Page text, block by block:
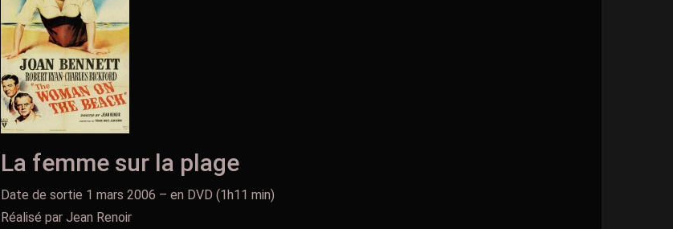
La femme sur la plage
Date de sortie 1 mars 2006 – en DVD (1h11 min)
Réalisé par Jean Renoir